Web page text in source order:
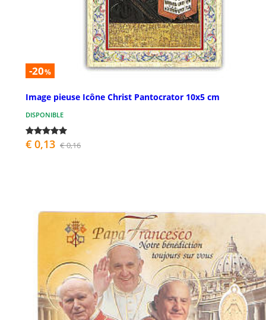
-20%
Image pieuse Icône Christ Pantocrator 10x5 cm
DISPONIBLE
€ 0,13 € 0,16